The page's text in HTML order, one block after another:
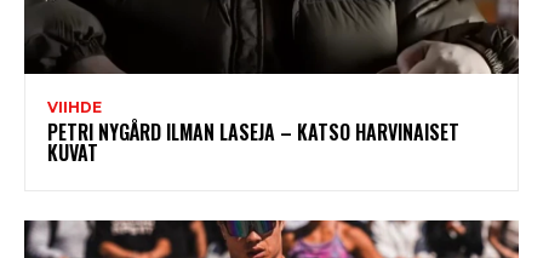
VIIHDE
PETRI NYGÅRD ILMAN LASEJA – KATSO HARVINAISET
KUVAT